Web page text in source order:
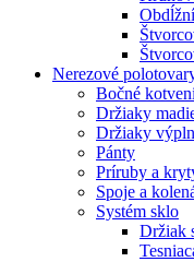
Nerezové
Bočné
Držiaky
Držiaky
Pánty
Príruby a
Spoje a
Systém sklo
Držiak